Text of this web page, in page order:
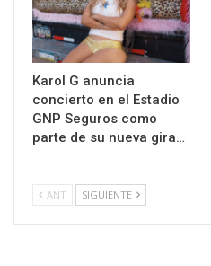
Karol G anuncia
concierto en el Estadio
GNP Seguros como
parte de su nueva gira…
ANT SIGUIENTE